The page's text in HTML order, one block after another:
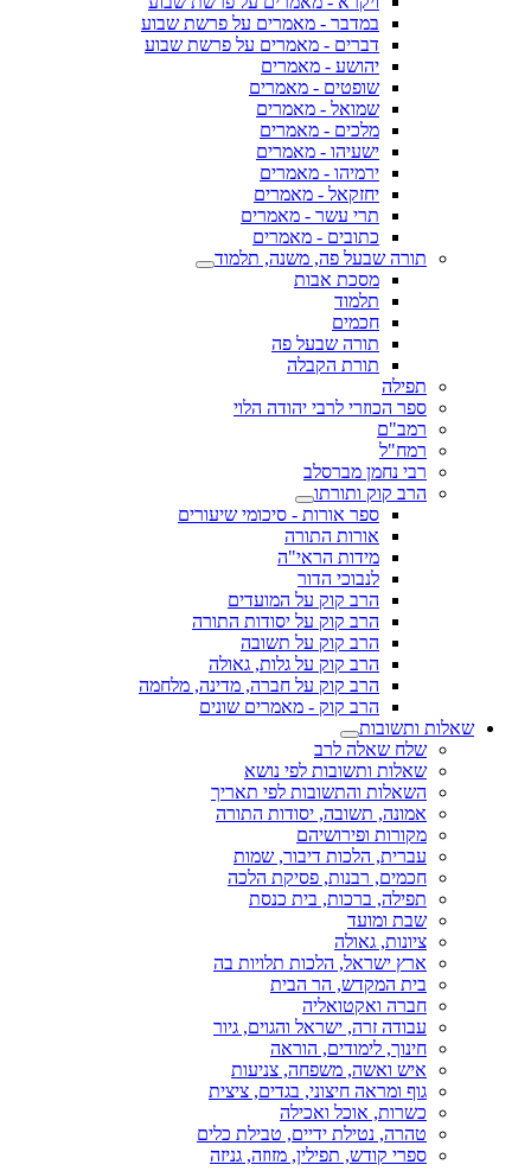
במדבר - מאמרים על פרשת שבוע
דברים - מאמרים על פרשת שבוע
יהושע - מאמרים
שופטים - מאמרים
שמואל - מאמרים
מלכים - מאמרים
ישעיהו - מאמרים
ירמיהו - מאמרים
יחזקאל - מאמרים
תרי עשר - מאמרים
כתובים - מאמרים
תורה שבעל פה, משנה, תלמוד
מסכת אבות
תלמוד
חכמים
תורה שבעל פה
תורת הקבלה
תפילה
ספר הכוזרי לרבי יהודה הלוי
רמב"ם
רמח"ל
רבי נחמן מברסלב
הרב קוק ותורתו
ספר אורות - סיכומי שיעורים
אורות התורה
מידות הראי"ה
לנבוכי הדור
הרב קוק על המועדים
הרב קוק על יסודות התורה
הרב קוק על תשובה
הרב קוק על גלות, גאולה
הרב קוק על חברה, מדינה, מלחמה
הרב קוק - מאמרים שונים
שאלות ותשובות
שלח שאלה לרב
שאלות ותשובות לפי נושא
השאלות והתשובות לפי תאריך
אמונה, תשובה, יסודות התורה
מקורות ופירושיהם
עברית, הלכות דיבור, שמות
חכמים, רבנות, פסיקת הלכה
תפילה, ברכות, בית כנסת
שבת ומועד
ציונות, גאולה
ארץ ישראל, הלכות תלויות בה
בית המקדש, הר הבית
חברה ואקטואליה
עבודה זרה, ישראל והגוים, גיור
חינוך, לימודים, הוראה
איש ואשה, משפחה, צניעות
גוף ומראה חיצוני, בגדים, ציצית
כשרות, אוכל ואכילה
טהרה, נטילת ידיים, טבילת כלים
ספרי קודש, תפילין, מזוזה, גניזה